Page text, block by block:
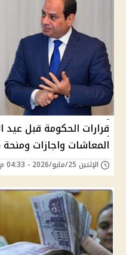
قرارات الحكومة قبل
المعاشات واجازات
الإثنين 25/مايو/2026 - 04:33 م